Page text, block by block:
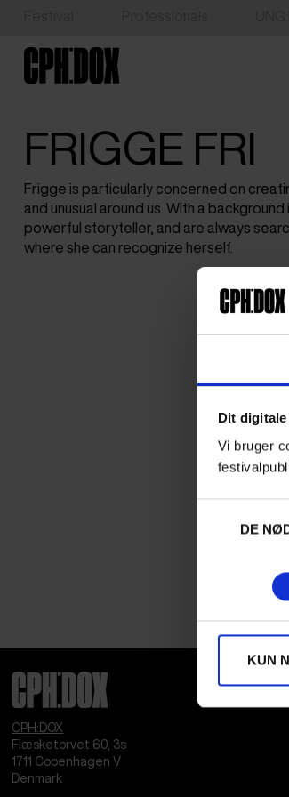
Dit
Vi bruger
DE
KUN
FRIGGE FRI
Frigge is particularly concerned on
and unusual around us. With a
powerful storyteller, and are always
where she can recognize herself.
CPH:DOX
Flæsketorvet 60, 3s
1711 Copenhagen V
Denmark